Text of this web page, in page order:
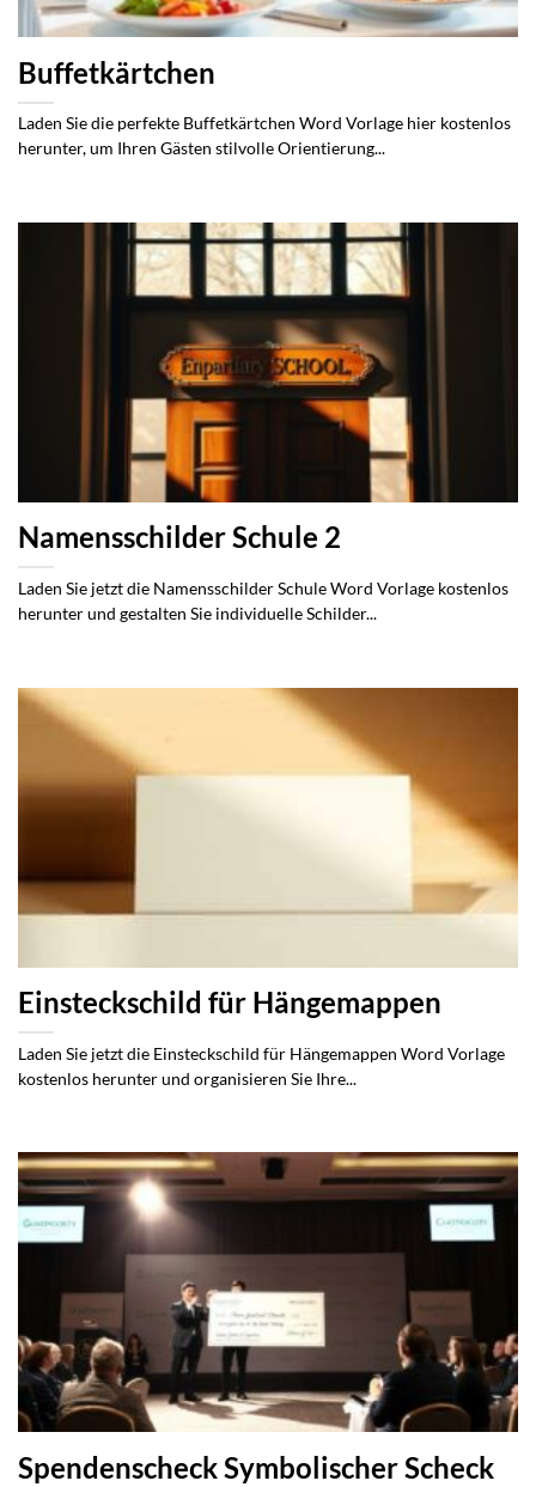
Buffetkärtchen
Laden Sie die perfekte Buffetkärtchen Word Vorlage hier kostenlos
herunter, um Ihren Gästen stilvolle Orientierung...
Namensschilder Schule 2
Laden Sie jetzt die Namensschilder Schule Word Vorlage kostenlos
herunter und gestalten Sie individuelle Schilder...
Einsteckschild für Hängemappen
Laden Sie jetzt die Einsteckschild für Hängemappen Word Vorlage
kostenlos herunter und organisieren Sie Ihre...
Spendenscheck Symbolischer Scheck